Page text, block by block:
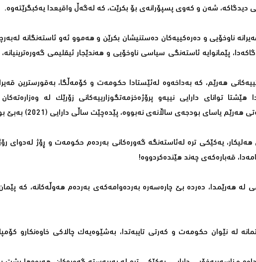
دیدگاکە، شەن و کەوی پسپۆرانەی بۆ بکرێت، کە لەگەڵ واقیعدا یەکبگرێتەوە.
ناوخۆیی و دەرەکییەکان دەستنیشان بکرێن و هەموو ئەو ئاستەنگانە
پێمانوایە ئاستەنگی سیاسی ناوخۆیی و هەندێجار ئیقلیمی
هەرێم، کە بەداخەوە لەئێستادا حکومەت و کۆمەڵگا، بەقورسترین
توانای دارایی نییەو پرۆژەخزمەتگوزارییەکانی زۆرێک لە
بودجەی ساڵانەی نەبووە، پێدەچێت ساڵی دارایی (2021) بەبێ بودجە تێبپەڕێنێت.
هەلیکار، یەکێکی ترە لەئاستەنگە گەورەکانی بەردەم حکومەت و ڕۆژ لەدوای
قەبارەکەی چەند هێندەکردووە!
لە هەرێمدا، دەردە بێ چارەسەرە بەردەوامەکەی بەردەم هەوڵەکانە، کە
لە نێوان حکومەت و کەرتی تایبەتدا، بەشێوەیەک چالاکی خاوەنکارو